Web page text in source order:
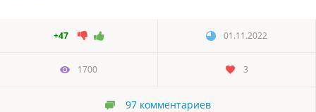
+47 01.11.2022
1700 3
97 комментариев